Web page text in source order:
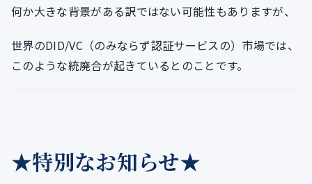
何か大きな背景がある訳ではない可能性もありますが、
世界のDID/VC（のみならず認証サービスの）市場では、
このような統廃合が起きているとのことです。
★特別なお知らせ★